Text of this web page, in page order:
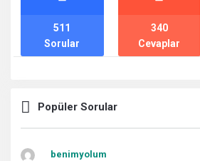
Sorular
511
Cevaplar
340
Popüler Sorular
benimyolum